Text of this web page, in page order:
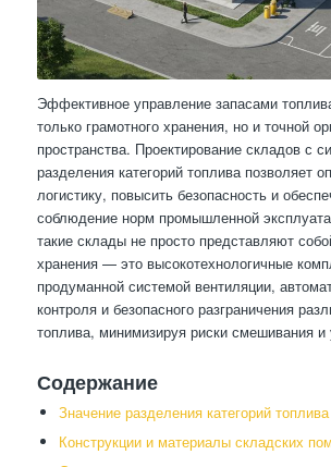
Эффективное управление запасами
только грамотного хранения, но и точной
пространства. Проектирование складов с
разделения категорий топлива позволяет
логистику, повысить безопасность и
соблюдение норм промышленной
такие склады не просто представляют
хранения — это высокотехнологичные
продуманной системой вентиляции,
контроля и безопасного разграничения
топлива, минимизируя риски смешивания и
Содержание
Значение разделения категорий топлива
Конструкции и материалы складских